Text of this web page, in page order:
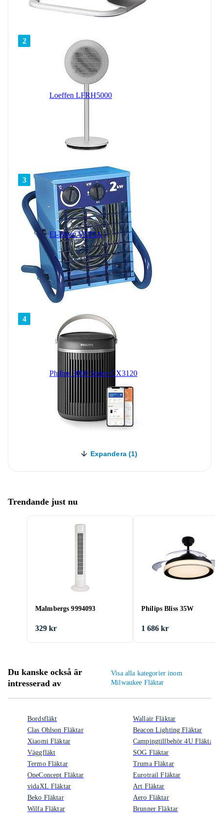
2
Loeffen LFRH5000
3
El-Björn VF21A
4
Philips 3000 Series CX3120
Expandera (1)
Trendande just nu
Malmbergs 9994093
329 kr
Philips Bliss 35W
1 686 kr
Du kanske också är
intresserad av
Visa alla kategorier inom
Milwaukee Fläktar
Bordsfläkt
Clas Ohlson Fläktar
Xiaomi Fläktar
Väggfläkt
Termo Fläktar
OneConcept Fläktar
vidaXL Fläktar
Beko Fläktar
Wilfa Fläktar
Wallair Fläktar
Beacon Lighting Fläktar
Campingtillbehör 4U Fläktar
SOG Fläktar
Truma Fläktar
Eurotrail Fläktar
Art Fläktar
Aero Fläktar
Brunner Fläktar